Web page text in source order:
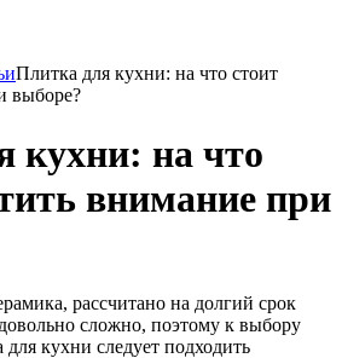
Плитка для кухни: на что стоит
выборе?
кухни: на что
внимание при
рассчитано на долгий срок
сложно, поэтому к выбору
для кухни следует подходить